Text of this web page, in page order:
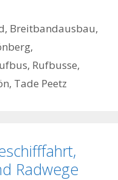
, Breitbandausbau,
,
, Rufbusse,
, Tade Peetz
Radwege